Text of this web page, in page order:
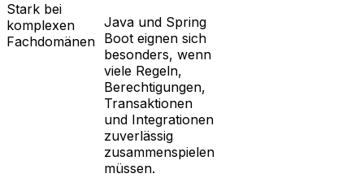
Stark bei
komplexen
Fachdomänen
Java und Spring
Boot eignen sich
besonders, wenn
viele Regeln,
Berechtigungen,
Transaktionen
und Integrationen
zuverlässig
zusammenspielen
müssen.